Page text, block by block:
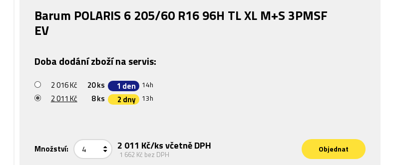
Barum POLARIS 6 205/60 R16 96H TL XL M+S 3PMSF
EV
Doba dodání zboží na servis:
2 016 Kč 20 ks 1 den 14h
2 011 Kč 8 ks 2 dny 13h
Množství: 2 011 Kč/ks včetně DPH
1 662 Kč bez DPH
Objednat